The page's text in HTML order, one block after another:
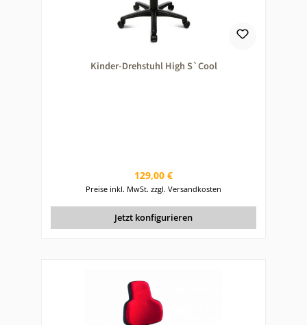
Kinder-Drehstuhl High S`Cool
Regulärer Preis:
129,00 €
Preise inkl. MwSt. zzgl. Versandkosten
Jetzt konfigurieren